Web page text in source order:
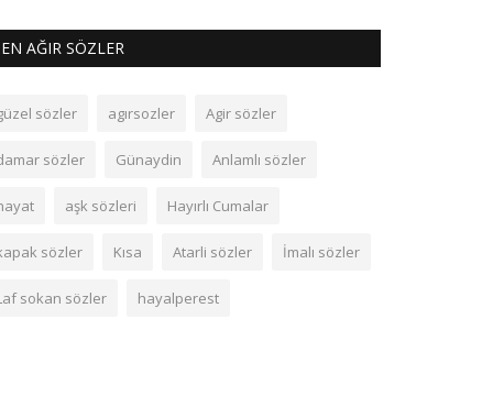
EN AĞIR SÖZLER
sözler agırsozler Agir sözler
sözler Günaydin Anlamlı sözler
aşk sözleri Hayırlı Cumalar
sözler Kısa Atarli sözler İmalı sözler
sokan sözler hayalperest